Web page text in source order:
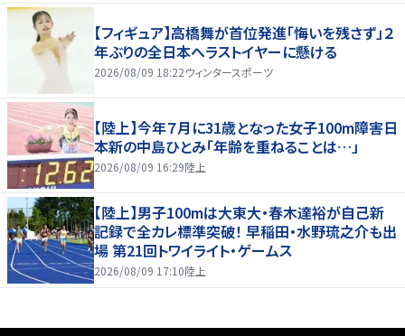
【フィギュア】高橋舞が首位発進「悔いを残さず」２
年ぶりの全日本へラストイヤーに懸ける
2026/08/09 18:22ウィンタースポーツ
【陸上】今年７月に31歳となった女子100m障害日
本新の中島ひとみ「年齢を重ねることは…」
2026/08/09 16:29陸上
【陸上】男子100mは大東大・春木達裕が自己新
記録で全カレ標準突破！ 早稲田・水野琉之介も出
場 第21回トワイライト・ゲームス
2026/08/09 17:10陸上